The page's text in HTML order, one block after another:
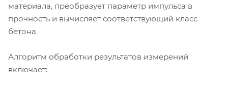
материала, преобразует параметр импульса в
прочность и вычисляет соответствующий класс
бетона.
Алгоритм обработки результатов измерений
включает: